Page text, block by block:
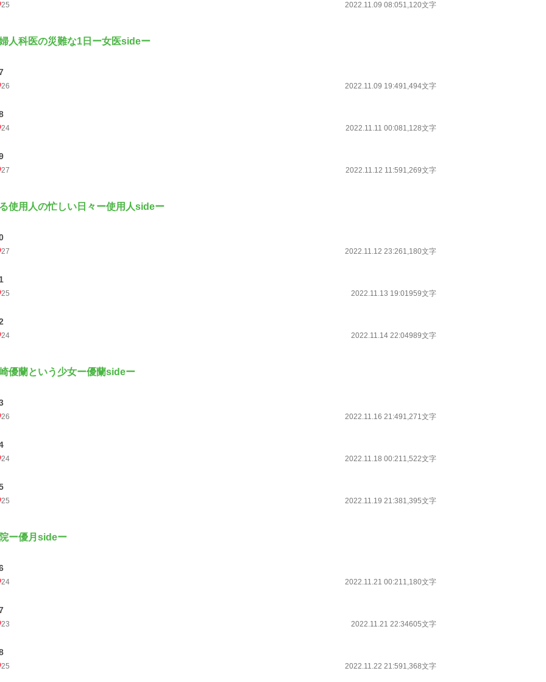
25 2022.11.09 08:051,120文字
人科医の災難な1日ー女医sideー
26 2022.11.09 19:491,494文字
24 2022.11.11 00:081,128文字
27 2022.11.12 11:591,269文字
使用人の忙しい日々ー使用人sideー
27 2022.11.12 23:261,180文字
25 2022.11.13 19:01959文字
24 2022.11.14 22:04989文字
優蘭という少女ー優蘭sideー
26 2022.11.16 21:491,271文字
24 2022.11.18 00:211,522文字
25 2022.11.19 21:381,395文字
ー優月sideー
24 2022.11.21 00:211,180文字
23 2022.11.21 22:34605文字
25 2022.11.22 21:591,368文字